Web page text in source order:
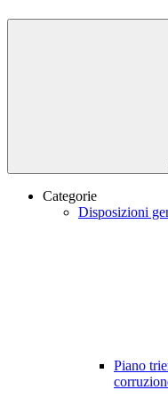
Categorie
Disposizioni
Piano